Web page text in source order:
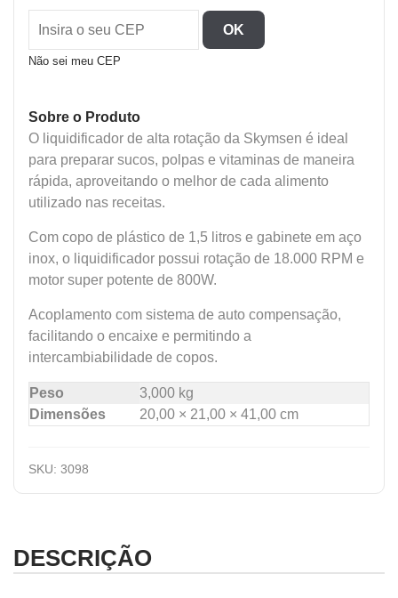
Inox
Copo
Plastico
OK
Não sei meu CEP
Sobre o Produto
O liquidificador de alta rotação da Skymsen é ideal
para preparar sucos, polpas e vitaminas de maneira
rápida, aproveitando o melhor de cada alimento
utilizado nas receitas.
Com copo de plástico de 1,5 litros e gabinete em aço
inox, o liquidificador possui rotação de 18.000 RPM e
motor super potente de 800W.
Acoplamento com sistema de auto compensação,
facilitando o encaixe e permitindo a
intercambiabilidade de copos.
Peso
3,000 kg
Dimensões
20,00 × 21,00 × 41,00 cm
SKU: 3098
DESCRIÇÃO